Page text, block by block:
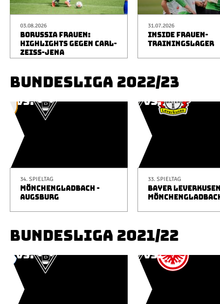
03.08.2026
BORUSSIA FRAUEN:
HIGHLIGHTS GEGEN CARL-
ZEISS-JENA
31.07.2026
INSIDE FRAUEN-
TRAININGSLAGER
BUNDESLIGA 2022/23
34. SPIELTAG
MÖNCHENGLADBACH -
AUGSBURG
33. SPIELTAG
BAYER
BUNDESLIGA 2021/22